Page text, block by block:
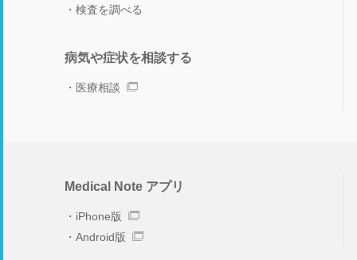
検査を調べる
病気や症状を相談する
医療相談
Medical Note アプリ
iPhone版
Android版